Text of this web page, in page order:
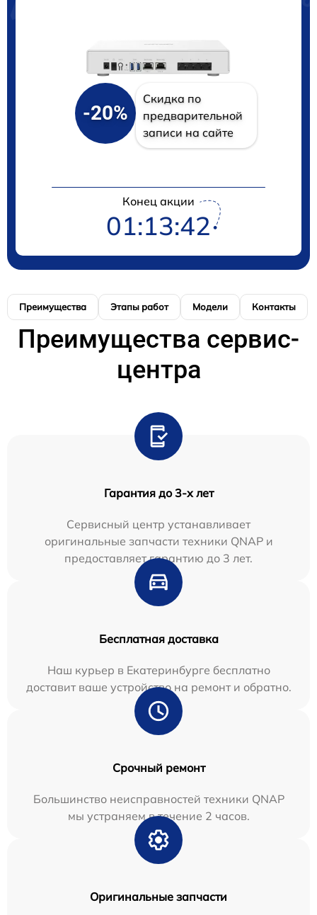
-20%
Скидка по
предварительной
записи на сайте
Конец акции
01:13:42
Преимущества Этапы работ Модели Контакты
Преимущества сервис-
центра
Гарантия до 3-х лет
Сервисный центр устанавливает
оригинальные запчасти техники QNAP и
предоставляет гарантию до 3 лет.
Бесплатная доставка
Наш курьер в Екатеринбурге бесплатно
доставит ваше устройство на ремонт и обратно.
Срочный ремонт
Большинство неисправностей техники QNAP
мы устраняем в течение 2 часов.
Оригинальные запчасти